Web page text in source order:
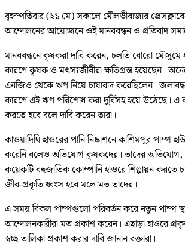
বৃহস্পতিবার (২১ মে) সকালে মৌলভীবাজার
আন্দোলনের আয়োজনে ওই মানববন্ধন ও প্রতিবাদ
মানববন্ধনে কৃষকরা দাবি করেন, চলতি বোরো মৌসুমে
কারণে কৃষক ও মৎস্যজীবীরা ক্ষতিগ্রস্ত হয়েছেন।
এনজিও থেকে ঋণ নিয়ে চাষাবাদ করেছিলেন।
কারণে এই ঋণ পরিশোধ করা দুর্বিসহ হয়ে উঠেছে।
করতে হবে বলে দাবি করেন তারা।
কাওয়াদিঘি হাওরের পানি নিষ্কাশনে কাশিমপুর
করেনি বলেও অভিযোগ কৃষকদের। তাদের অভিযোগ,
কয়েকটি বহুজাতিক কোম্পানি হাওরে শিল্পায়ন করতে
জীব-প্রকৃতি ধ্বংস হবে মলে মত তাদের।
এ সময় বিকল পাম্পগুলো পরিবর্তন করে নতুন পাম্প
আন্দোলনকারীরা মত প্রকাশ করেন। এছাড়া হাওরে
স্বচ্ছ তালিকা প্রকাশ করার দাবি জানান বক্তারা।